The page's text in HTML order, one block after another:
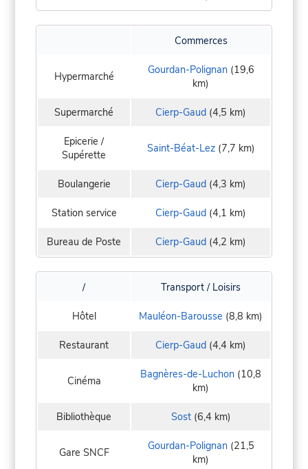
Commerces
Hypermarché Gourdan-Polignan(19,6
km)
Supermarché Cierp-Gaud (4,5 km)
Epicerie /
Supérette
Saint-Béat-Lez(7,7 km)
Boulangerie Cierp-Gaud (4,3 km)
Station service Cierp-Gaud (4,1 km)
Bureau de Poste Cierp-Gaud (4,2 km)
/ Transport / Loisirs
Hôtel Mauléon-Barousse (8,8 km)
Restaurant Cierp-Gaud (4,4 km)
Cinéma Bagnères-de-Luchon (10,8
km)
Bibliothèque Sost(6,4 km)
Gare SNCF Gourdan-Polignan(21,5
km)